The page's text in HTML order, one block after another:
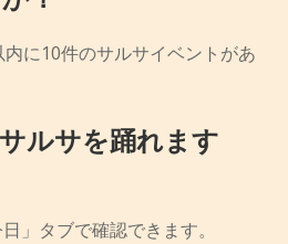
に10件のサルサイベントがあ
ルサを踊れます
」タブで確認できます。